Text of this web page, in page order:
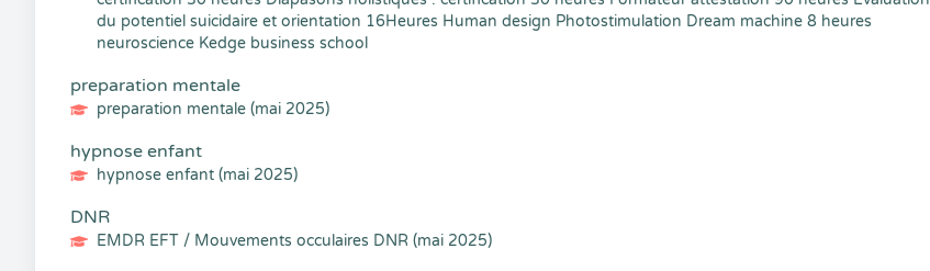
du potentiel suicidaire et orientation 16Heures Human design Photostimulation Dream machine 8 heures
neuroscience Kedge business school
preparation mentale
preparation mentale (mai 2025)
hypnose enfant
hypnose enfant (mai 2025)
DNR
EMDR EFT / Mouvements occulaires DNR (mai 2025)